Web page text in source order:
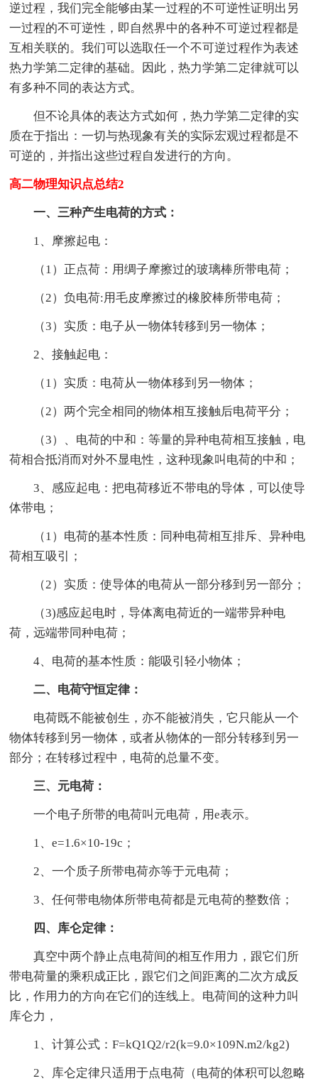
逆过程，我们完全能够由某一过程的不可逆性证明出另
一过程的不可逆性，即自然界中的各种不可逆过程都是
互相关联的。我们可以选取任一个不可逆过程作为表述
热力学第二定律的基础。因此，热力学第二定律就可以
有多种不同的表达方式。
但不论具体的表达方式如何，热力学第二定律的实
质在于指出：一切与热现象有关的实际宏观过程都是不
可逆的，并指出这些过程自发进行的方向。
高二物理知识点总结2
一、三种产生电荷的方式：
1、摩擦起电：
（1）正点荷：用绸子摩擦过的玻璃棒所带电荷；
（2）负电荷:用毛皮摩擦过的橡胶棒所带电荷；
（3）实质：电子从一物体转移到另一物体；
2、接触起电：
（1）实质：电荷从一物体移到另一物体；
（2）两个完全相同的物体相互接触后电荷平分；
（3）、电荷的中和：等量的异种电荷相互接触，电
荷相合抵消而对外不显电性，这种现象叫电荷的中和；
3、感应起电：把电荷移近不带电的导体，可以使导
体带电；
（1）电荷的基本性质：同种电荷相互排斥、异种电
荷相互吸引；
（2）实质：使导体的电荷从一部分移到另一部分；
（3)感应起电时，导体离电荷近的一端带异种电
荷，远端带同种电荷；
4、电荷的基本性质：能吸引轻小物体；
二、电荷守恒定律：
电荷既不能被创生，亦不能被消失，它只能从一个
物体转移到另一物体，或者从物体的一部分转移到另一
部分；在转移过程中，电荷的总量不变。
三、元电荷：
一个电子所带的电荷叫元电荷，用e表示。
1、e=1.6×10-19c；
2、一个质子所带电荷亦等于元电荷；
3、任何带电物体所带电荷都是元电荷的整数倍；
四、库仑定律：
真空中两个静止点电荷间的相互作用力，跟它们所
带电荷量的乘积成正比，跟它们之间距离的二次方成反
比，作用力的方向在它们的连线上。电荷间的这种力叫
库仑力，
1、计算公式：F=kQ1Q2/r2(k=9.0×109N.m2/kg2)
2、库仑定律只适用于点电荷（电荷的体积可以忽略